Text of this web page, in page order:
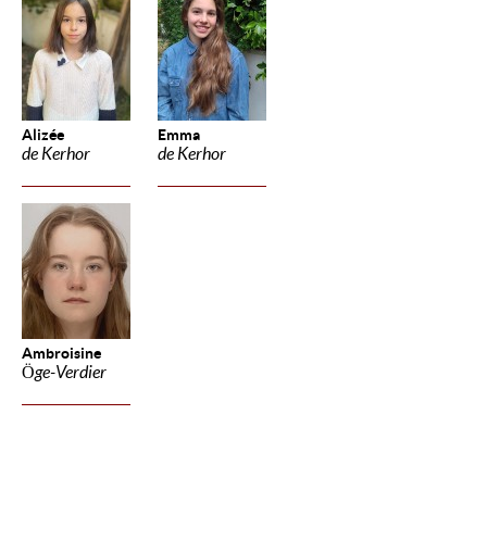
Alizée
de Kerhor
Emma
de Kerhor
Ambroisine
Öge-Verdier